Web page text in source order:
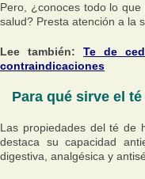
Pero, ¿conoces todo lo que
salud? Presta atención a la
Lee también: Te de
contraindicaciones
Para qué sirve el
Las propiedades del té de
destaca su capacidad
digestiva, analgésica y